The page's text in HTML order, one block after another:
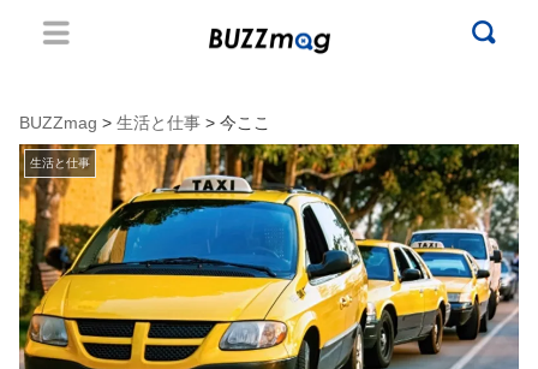
BUZZmag > 生活と仕事 > 今ここ
生活と仕事